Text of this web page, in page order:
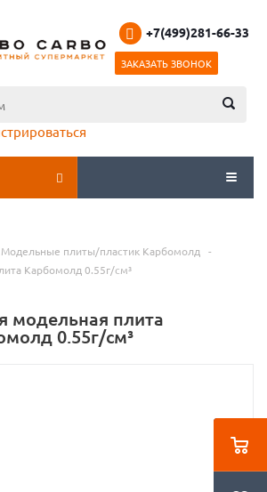
+7(499)281-66-33
ЗАКАЗАТЬ ЗВОНОК
Модельные плиты/пластик Карбомолд
-
Карбомолд 0.55г/см³
модельная плита
0.55г/см³